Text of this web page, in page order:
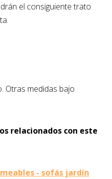
el consiguiente trato
Otras medidas bajo
relacionados con este
- sofás jardín